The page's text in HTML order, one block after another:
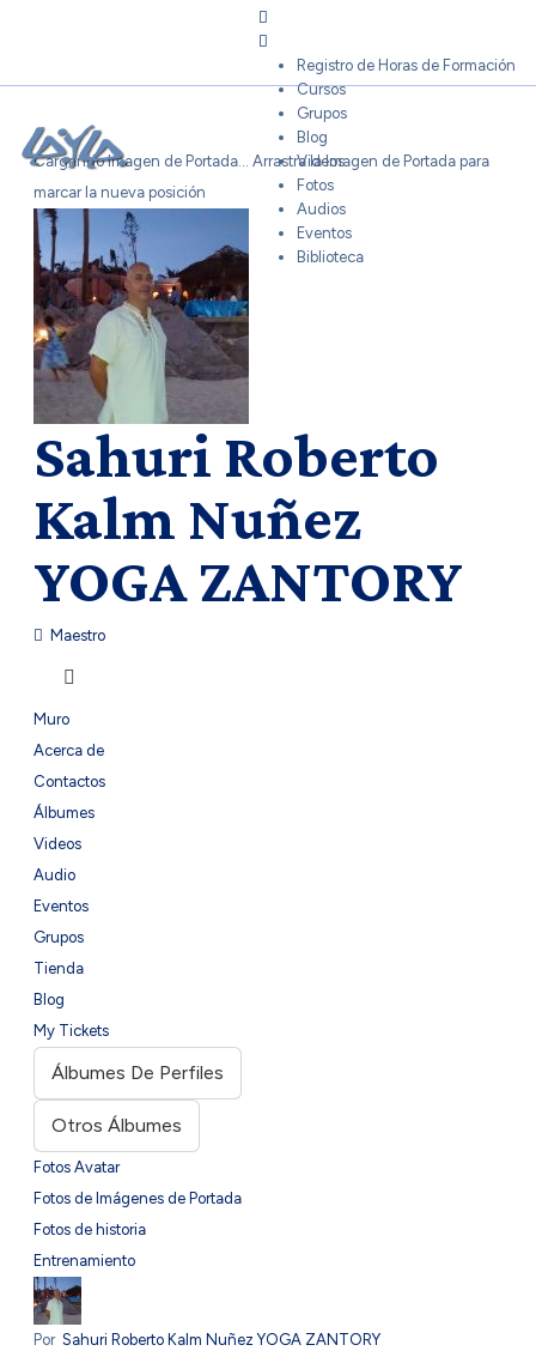
Registro de Horas de Formación
Cursos
Grupos
Blog
Videos
Fotos
Audios
Eventos
Biblioteca
Cargando Imagen de Portada... Arrastra la Imagen de Portada para
marcar la nueva posición
Sahuri Roberto
Kalm Nuñez
YOGA ZANTORY
Maestro
Muro
Acerca de
Contactos
Álbumes
Videos
Audio
Eventos
Grupos
Tienda
Blog
My Tickets
Álbumes De Perfiles
Otros Álbumes
Fotos Avatar
Fotos de Imágenes de Portada
Fotos de historia
Entrenamiento
Por Sahuri Roberto Kalm Nuñez YOGA ZANTORY